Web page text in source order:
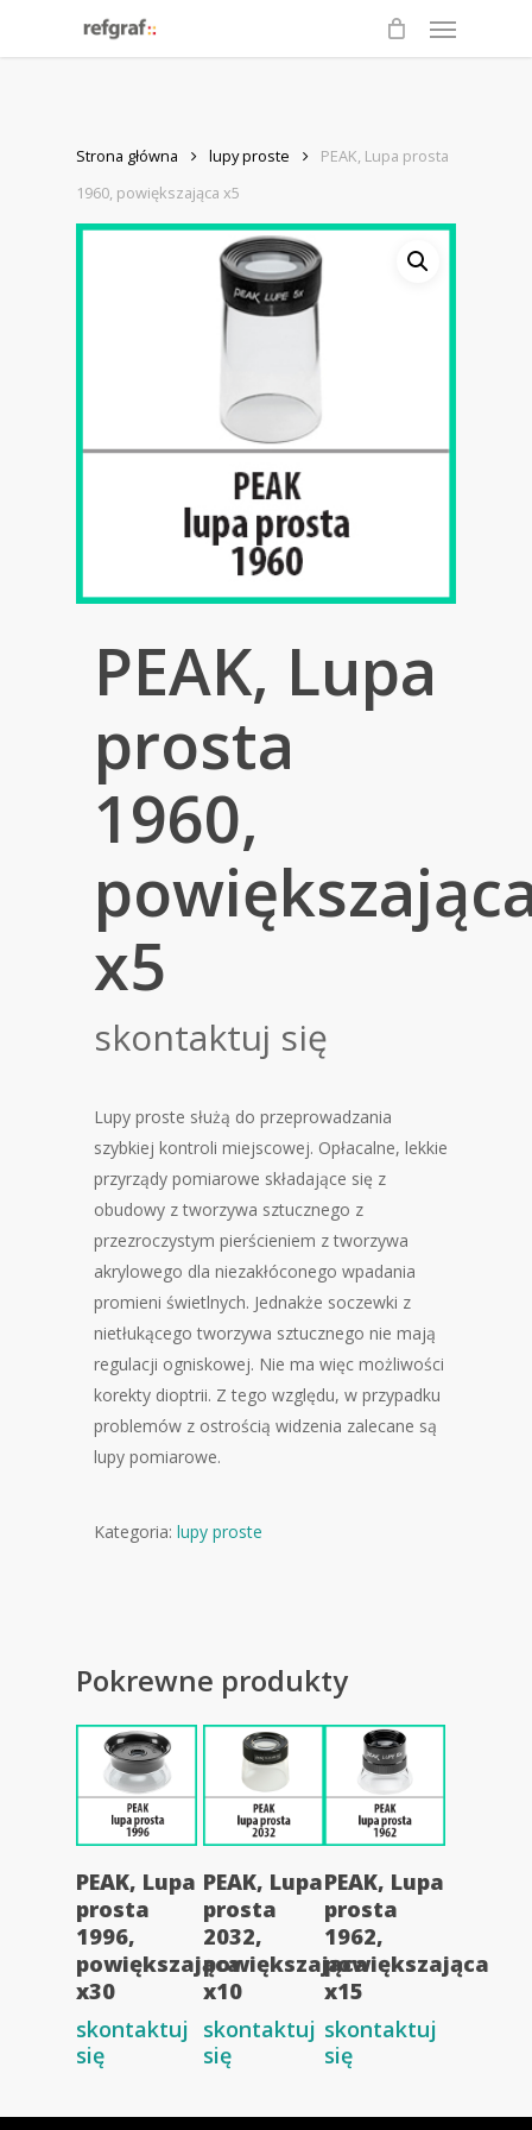
Menu
Strona główna lupy proste
PEAK, Lupa prosta
1960, powiększająca x5
PEAK, Lupa
prosta
1960,
x5
skontaktuj się
Lupy proste służą do przeprowadzania
szybkiej kontroli miejscowej. Opłacalne, lekkie
przyrządy pomiarowe składające się z
obudowy z tworzywa sztucznego z
przezroczystym pierścieniem z tworzywa
akrylowego dla niezakłóconego wpadania
promieni świetlnych. Jednakże soczewki z
nietłukącego tworzywa sztucznego nie mają
regulacji ogniskowej. Nie ma więc możliwości
korekty dioptrii. Z tego względu, w przypadku
problemów z ostrością widzenia zalecane są
lupy pomiarowe.
Kategoria: lupy proste
Pokrewne produkty
PEAK, Lupa
prosta
1996,
powiększająca
x30
skontaktuj
się
PEAK, Lupa
prosta
2032,
powiększająca
x10
skontaktuj
się
PEAK, Lupa
prosta
1962,
powiększająca
x15
skontaktuj
się